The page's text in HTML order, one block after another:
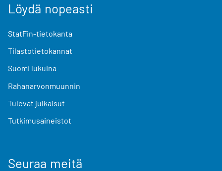
Löydä nopeasti
StatFin-tietokanta
Tilastotietokannat
Suomi lukuina
Rahanarvonmuunnin
Tulevat julkaisut
Tutkimusaineistot
Seuraa meitä